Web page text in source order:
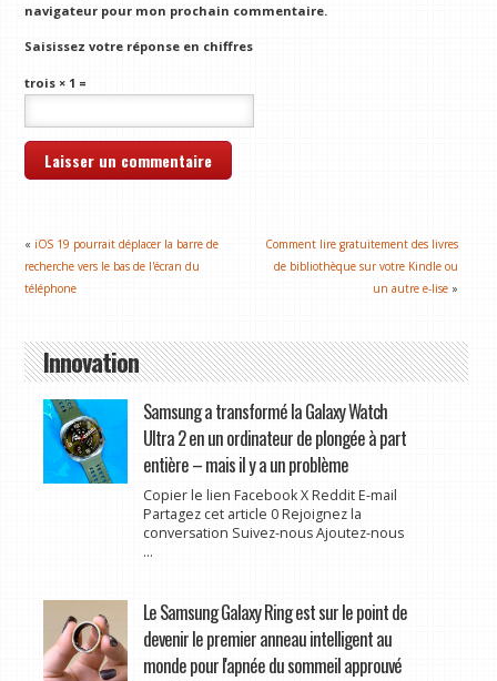
navigateur pour mon prochain commentaire.
Saisissez votre réponse en chiffres
trois × 1 =
«iOS 19 pourrait déplacer la barre de
recherche vers le bas de l'écran du
téléphone
Comment lire gratuitement des livres
de bibliothèque sur votre Kindle ou
un autre e-lise »
Innovation
Samsung a transformé la Galaxy Watch
Ultra 2 en un ordinateur de plongée à part
entière – mais il y a un problème
Copier le lien Facebook X Reddit E-mail
Partagez cet article 0 Rejoignez la
conversation Suivez-nous Ajoutez-nous
...
Le Samsung Galaxy Ring est sur le point de
devenir le premier anneau intelligent au
monde pour l'apnée du sommeil approuvé